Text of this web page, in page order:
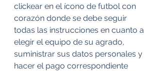
clickear en el ícono de futbol con
corazón donde se debe seguir
todas las instrucciones en cuanto a
elegir el equipo de su agrado,
suministrar sus datos personales y
hacer el pago correspondiente